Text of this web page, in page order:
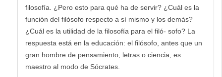
filosofía. ¿Pero esto para qué ha de servir? ¿Cuál es la
función del filósofo respecto a sí mismo y los demás?
¿Cuál es la utilidad de la filosofía para el filó- sofo? La
respuesta está en la educación: el filósofo, antes que un
gran hombre de pensamiento, letras o ciencia, es
maestro al modo de Sócrates.